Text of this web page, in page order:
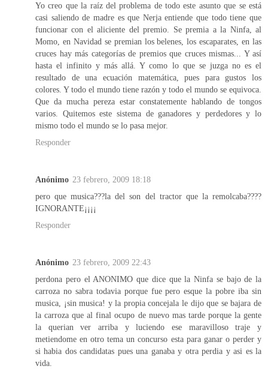
Yo creo que la raíz del problema de todo este asunto que se está
casi saliendo de madre es que Nerja entiende que todo tiene que
funcionar con el aliciente del premio. Se premia a la Ninfa, al
Momo, en Navidad se premian los belenes, los escaparates, en las
cruces hay más categorías de premios que cruces mismas... Y así
hasta el infinito y más allá. Y como lo que se juzga no es el
resultado de una ecuación matemática, pues para gustos los
colores. Y todo el mundo tiene razón y todo el mundo se equivoca.
Que da mucha pereza estar constatemente hablando de tongos
varios. Quitemos este sistema de ganadores y perdedores y lo
mismo todo el mundo se lo pasa mejor.
Responder
Anónimo 23 febrero, 2009 18:18
pero que musica???la del son del tractor que la remolcaba????
IGNORANTE¡¡¡¡
Responder
Anónimo 23 febrero, 2009 22:43
perdona pero el ANONIMO que dice que la Ninfa se bajo de la
carroza no sabra todavia porque fue pero esque la pobre iba sin
musica, ¡sin musica! y la propia concejala le dijo que se bajara de
la carroza que al final ocupo de nuevo mas tarde porque la gente
la querian ver arriba y luciendo ese maravilloso traje y
metiendome en otro tema un concurso esta para ganar o perder y
si habia dos candidatas pues una ganaba y otra perdia y asi es la
vida.